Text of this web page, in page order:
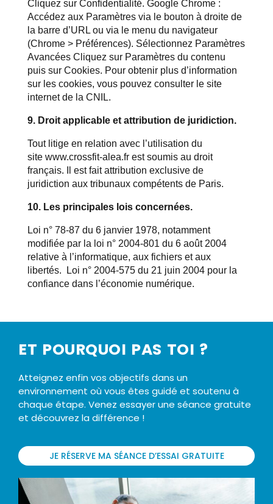
Cliquez sur Confidentialité. Google Chrome :
Accédez aux Paramètres via le bouton à droite de
la barre d’URL ou via le menu du navigateur
(Chrome > Préférences). Sélectionnez Paramètres
Avancées Cliquez sur Paramètres du contenu
puis sur Cookies. Pour obtenir plus d’information
sur les cookies, vous pouvez consulter le site
internet de la CNIL.
9. Droit applicable et attribution de juridiction.
Tout litige en relation avec l’utilisation du
site www.crossfit-alea.fr est soumis au droit
français. Il est fait attribution exclusive de
juridiction aux tribunaux compétents de Paris.
10. Les principales lois concernées.
Loi n° 78-87 du 6 janvier 1978, notamment
modifiée par la loi n° 2004-801 du 6 août 2004
relative à l’informatique, aux fichiers et aux
libertés. Loi n° 2004-575 du 21 juin 2004 pour la
confiance dans l’économie numérique.
ET POURQUOI PAS TOI ?
Atteignez enfin vos objectifs dans un
environnement où vous êtes guidé et soutenu à
chaque étape. Venez essayer une séance gratuite
et découvrez la différence !
JE RÉSERVE MA SÉANCE D’ESSAI GRATUITE